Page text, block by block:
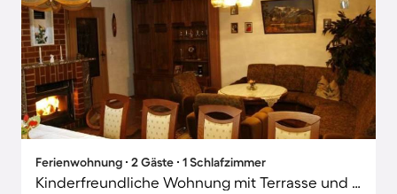
Ferienwohnung ∙ 2 Gäste ∙ 1 Schlafzimmer
Kinderfreundliche Wohnung mit Terrasse und Garten